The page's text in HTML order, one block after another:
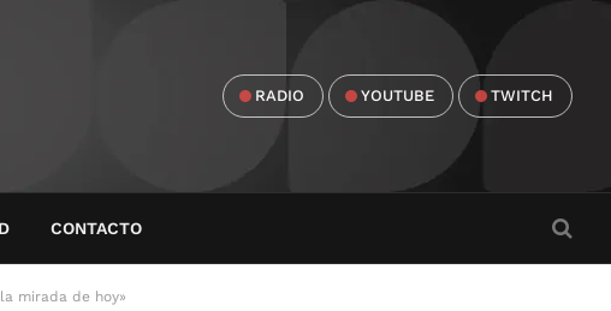
RADIO YOUTUBE TWITCH
CONTACTO
mirada de hoy»